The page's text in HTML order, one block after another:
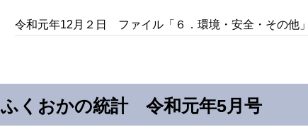
令和元年12月２日 ファイル「６．環境・安全・その他
ふくおかの統計 令和元年5月号